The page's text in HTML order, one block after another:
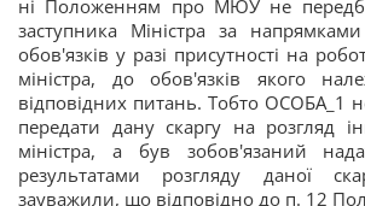
ні Положенням про МЮУ не
заступника Міністра за
обов'язків у разі присутності на
міністра, до обов'язків якого
відповідних питань. Тобто ОСОБА_1
передати дану скаргу на розгляд
міністра, а був зобов'язаний
результатами розгляду даної
зауважили, що відповідно до п. 12